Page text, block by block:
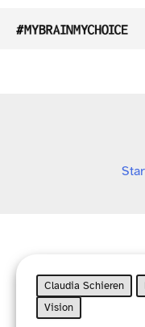
Inhalt
Claudia Schieren
Vision